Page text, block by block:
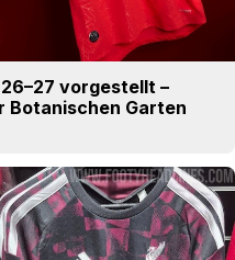
vorgestellt –
Botanischen Garten